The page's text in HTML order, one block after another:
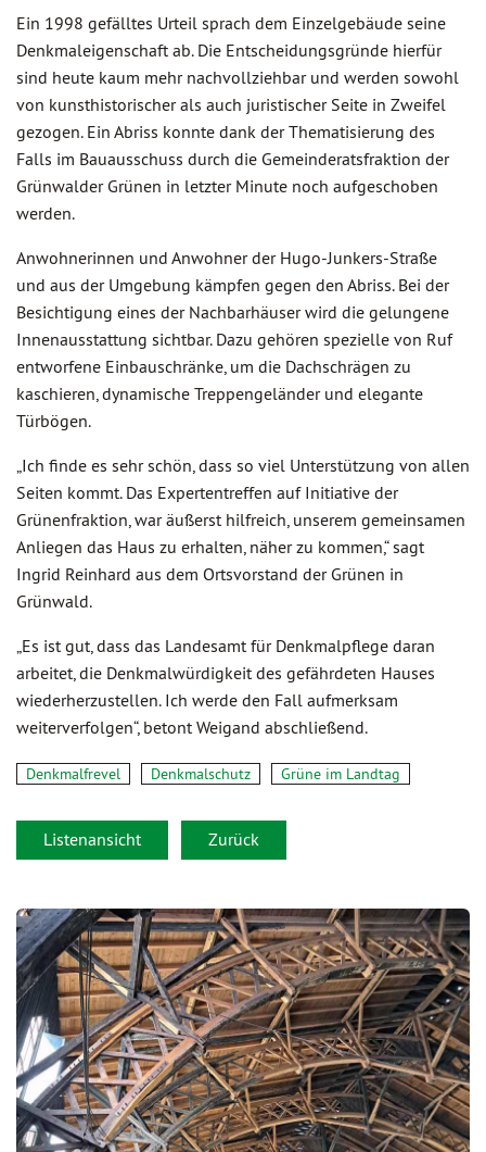
Ein 1998 gefälltes Urteil sprach dem Einzelgebäude seine
Denkmaleigenschaft ab. Die Entscheidungsgründe hierfür
sind heute kaum mehr nachvollziehbar und werden sowohl
von kunsthistorischer als auch juristischer Seite in Zweifel
gezogen. Ein Abriss konnte dank der Thematisierung des
Falls im Bauausschuss durch die Gemeinderatsfraktion der
Grünwalder Grünen in letzter Minute noch aufgeschoben
werden.
Anwohnerinnen und Anwohner der Hugo-Junkers-Straße
und aus der Umgebung kämpfen gegen den Abriss. Bei der
Besichtigung eines der Nachbarhäuser wird die gelungene
Innenausstattung sichtbar. Dazu gehören spezielle von Ruf
entworfene Einbauschränke, um die Dachschrägen zu
kaschieren, dynamische Treppengeländer und elegante
Türbögen.
„Ich finde es sehr schön, dass so viel Unterstützung von allen
Seiten kommt. Das Expertentreffen auf Initiative der
Grünenfraktion, war äußerst hilfreich, unserem gemeinsamen
Anliegen das Haus zu erhalten, näher zu kommen,“ sagt
Ingrid Reinhard aus dem Ortsvorstand der Grünen in
Grünwald.
„Es ist gut, dass das Landesamt für Denkmalpflege daran
arbeitet, die Denkmalwürdigkeit des gefährdeten Hauses
wiederherzustellen. Ich werde den Fall aufmerksam
weiterverfolgen“, betont Weigand abschließend.
Denkmalfrevel Denkmalschutz Grüne im Landtag
Listenansicht Zurück